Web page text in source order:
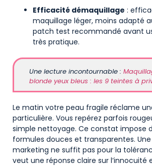
Efficacité démaquillage :
maquillage léger, moins adapté
patch test recommandé avant
très pratique.
Une lecture incontournable :
blonde yeux bleus : les 9 teintes à
Le matin votre peau fragile réclame
particulière. Vous repérez parfois
simple nettoyage. Ce constat impose
formules douces et transparentes.
marketing ne suffit pas pour la
veut une réponse claire sur l’innocuité